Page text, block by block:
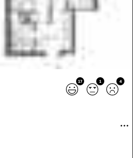
17 1 4